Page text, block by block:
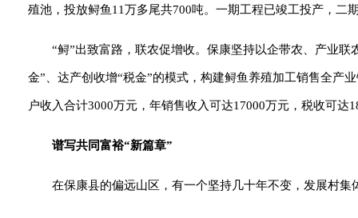
殖池，投放鲟鱼11万多尾共700吨。一期工程已竣工投产，二
“鲟”出致富路，联农促增收。保康坚持以企带农、产业
金”、达产创收增“税金”的模式，构建鲟鱼养殖加工销售全产
户收入合计3000万元，年销售收入可达17000万元，税收可达
谱写共同富裕“新篇章”
在保康县的偏远山区，有一个坚持几十年不变，发展村